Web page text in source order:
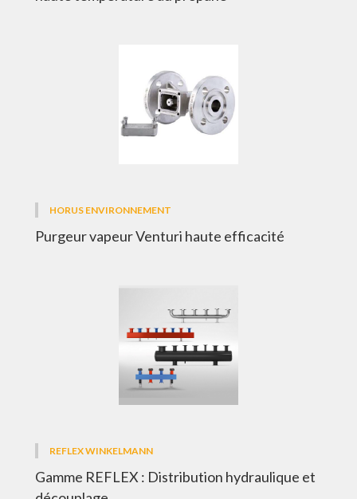
HORUS ENVIRONNEMENT
Purgeur vapeur Venturi haute efficacité
REFLEX WINKELMANN
Gamme REFLEX : Distribution hydraulique et